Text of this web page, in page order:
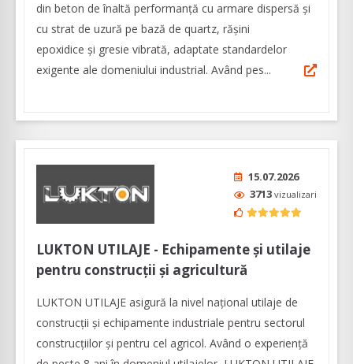
din beton de înaltă performanţă cu armare dispersă și
cu strat de uzură pe bază de quartz, rășini
epoxidice și gresie vibrată, adaptate standardelor
exigente ale domeniului industrial. Având pes...
15.07.2026
3713 vizualizari
LUKTON UTILAJE - Echipamente și utilaje
pentru construcții și agricultură
LUKTON UTILAJE asigură la nivel național utilaje de
construcții și echipamente industriale pentru sectorul
construcțiilor și pentru cel agricol. Având o experiență